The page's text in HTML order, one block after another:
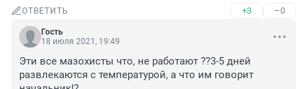
ОТВЕТИТЬ +3 –0
Гость
18 июля 2021, 19:49
Эти все мазохисты что, не работают ??3-5 дней
развлекаются с температурой, а что им говорит